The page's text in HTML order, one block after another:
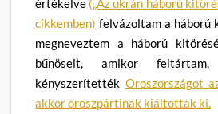
értékelve („Az ukrán háború
cikkemben) felvázoltam a háború
megneveztem a háború
bűnöseit, amikor
kényszerítették Oroszországot
akkor oroszpártinak kiáltottak ki.